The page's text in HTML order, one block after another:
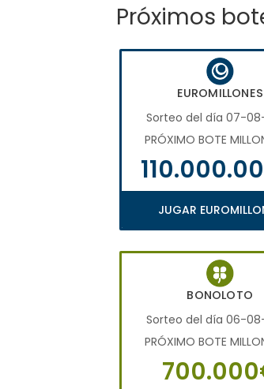
Próximos
EUROMILLONES
Sorteo del día 07-
PRÓXIMO BOTE
JUGAR
BONOLOTO
Sorteo del día 06-
PRÓXIMO BOTE